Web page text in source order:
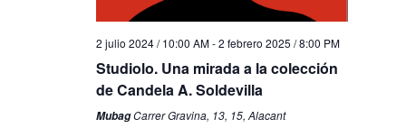
2 julio 2024 / 10:00 AM-2 febrero 2025 / 8:00 PM
Studiolo. Una mirada a la colección
de Candela A. Soldevilla
MubagCarrer Gravina, 13, 15, Alacant